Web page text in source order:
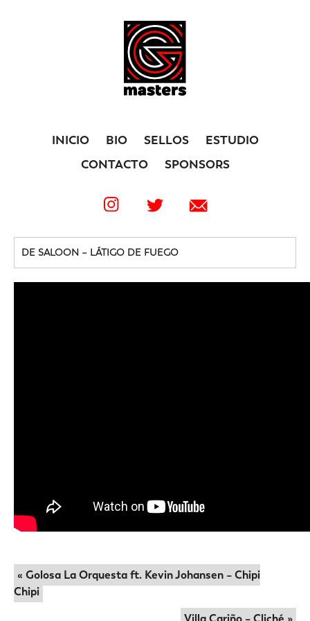
INICIO BIO SELLOS
ESTUDIO
CONTACTO
SPONSORS
DE SALOON – LÁTIGO DE FUEGO
« Golosa La Orquesta ft. Kevin Johansen – Chipi
Chipi